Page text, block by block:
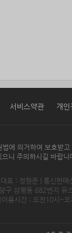
서비스약관 개인
에 의거하여 보호받
니 주의하시길 바랍니
표 : 정현준 | 통신판
구 삼평동 682번지
용시간 : 오전10시~